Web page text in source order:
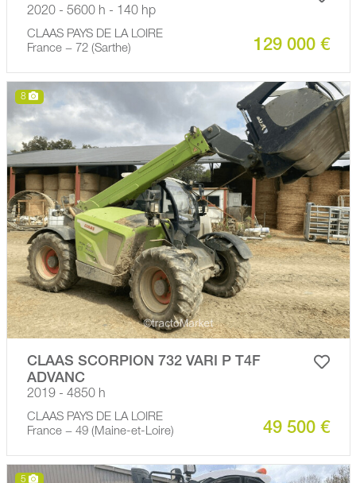
2020 - 5600 h - 140 hp
CLAAS PAYS DE LA LOIRE
France − 72 (Sarthe)
129 000 €
8
CLAAS SCORPION 732 VARI P T4F
ADVANC
2019 - 4850 h
CLAAS PAYS DE LA LOIRE
France − 49 (Maine-et-Loire)
49 500 €
5